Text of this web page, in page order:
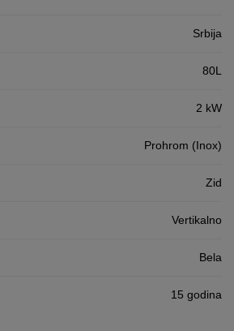
Srbija
80L
2 kW
Prohrom (Inox)
Zid
Vertikalno
Bela
15 godina